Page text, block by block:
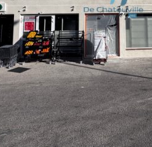
bien